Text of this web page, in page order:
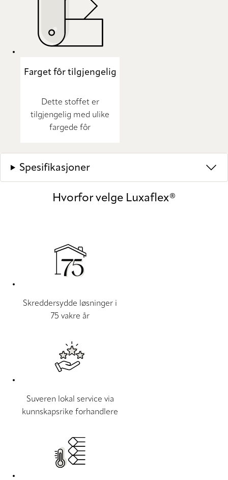
Farget fôr tilgjengelig
Dette stoffet er
tilgjengelig med ulike
fargede fôr
Spesifikasjoner
Hvorfor velge Luxaflex®
Skreddersydde løsninger i
75 vakre år
Suveren lokal service via
kunnskapsrike forhandlere